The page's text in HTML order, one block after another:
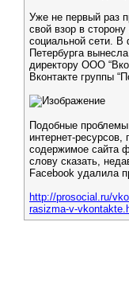
Уже не первый раз
свой взор в
социальной сети. В
Петербурга
директору ООО
Вконтакте группы
Подобные
интернет-ресурсов,
содержимое сайта
слову сказать,
Facebook удалила
http://prosocial.ru/
rasizma-v-